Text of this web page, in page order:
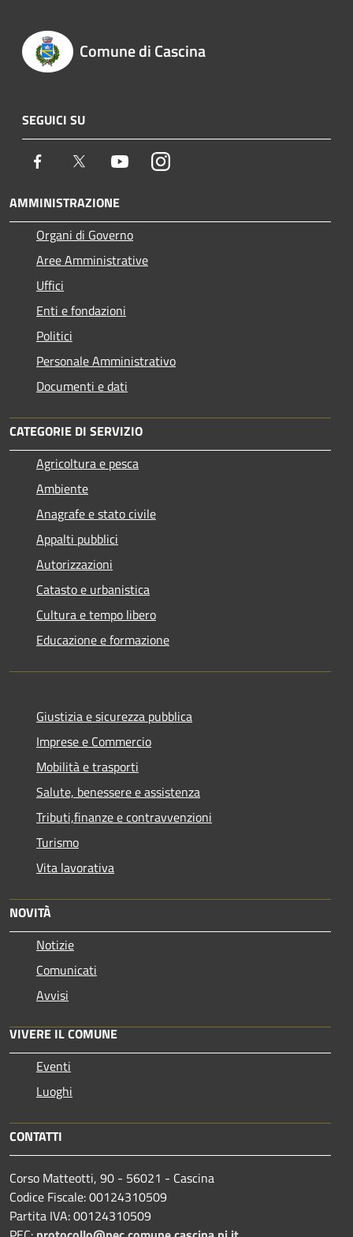
Comune di Cascina
SEGUICI SU
Facebook Twitter YoutubeInstagram
AMMINISTRAZIONE
Organi di Governo
Aree Amministrative
Uffici
Enti e fondazioni
Politici
Personale Amministrativo
Documenti e dati
CATEGORIE DI SERVIZIO
Agricoltura e pesca
Ambiente
Anagrafe e stato civile
Appalti pubblici
Autorizzazioni
Catasto e urbanistica
Cultura e tempo libero
Educazione e formazione
Giustizia e sicurezza pubblica
Imprese e Commercio
Mobilità e trasporti
Salute, benessere e assistenza
Tributi,finanze e contravvenzioni
Turismo
Vita lavorativa
NOVITÀ
Notizie
Comunicati
Avvisi
VIVERE IL COMUNE
Eventi
Luoghi
CONTATTI
Corso Matteotti, 90 - 56021 - Cascina
Codice Fiscale: 00124310509
Partita IVA: 00124310509